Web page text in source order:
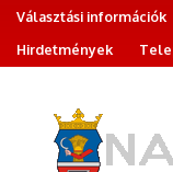
Választási információk
Hirdetmények